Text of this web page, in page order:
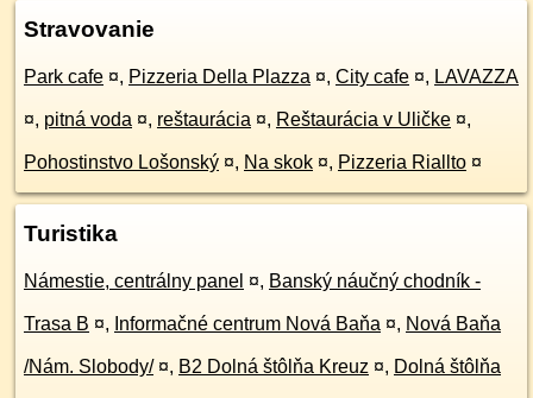
Stravovanie
Park cafe ¤, Pizzeria Della Plazza ¤, City cafe ¤, LAVAZZA
¤, pitná voda ¤, reštaurácia ¤, Reštaurácia v Uličke ¤,
Pohostinstvo Lošonský ¤, Na skok ¤, Pizzeria Riallto ¤
Turistika
Námestie, centrálny panel ¤, Banský náučný chodník -
Trasa B ¤, Informačné centrum Nová Baňa ¤, Nová Baňa
/Nám. Slobody/ ¤, B2 Dolná štôlňa Kreuz ¤, Dolná štôlňa